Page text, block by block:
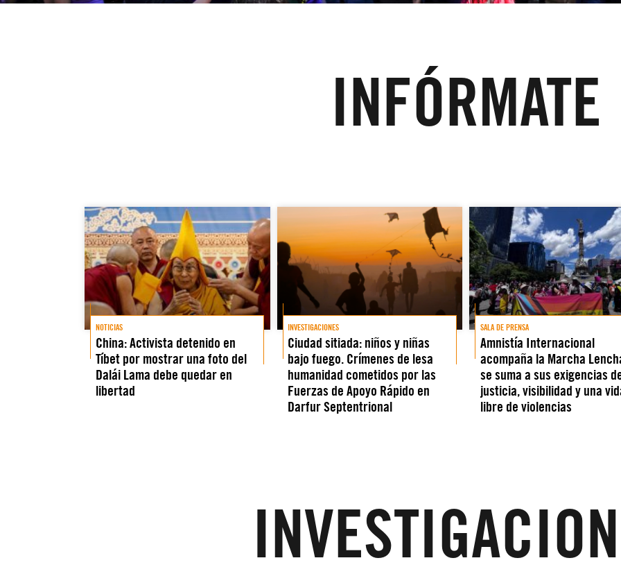
INFÓRMATE
NOTICIAS
China: Activista detenido en
Tíbet por mostrar una foto del
Dalái Lama debe quedar en
libertad
INVESTIGACIONES
Ciudad sitiada: niños y niñas
bajo fuego. Crímenes de lesa
humanidad cometidos por las
Fuerzas de Apoyo Rápido en
Darfur Septentrional
SALA DE PRENSA
Amnistía Internacional
acompaña la Marcha
se suma a sus exigencias
justicia, visibilidad y una
libre de violencias